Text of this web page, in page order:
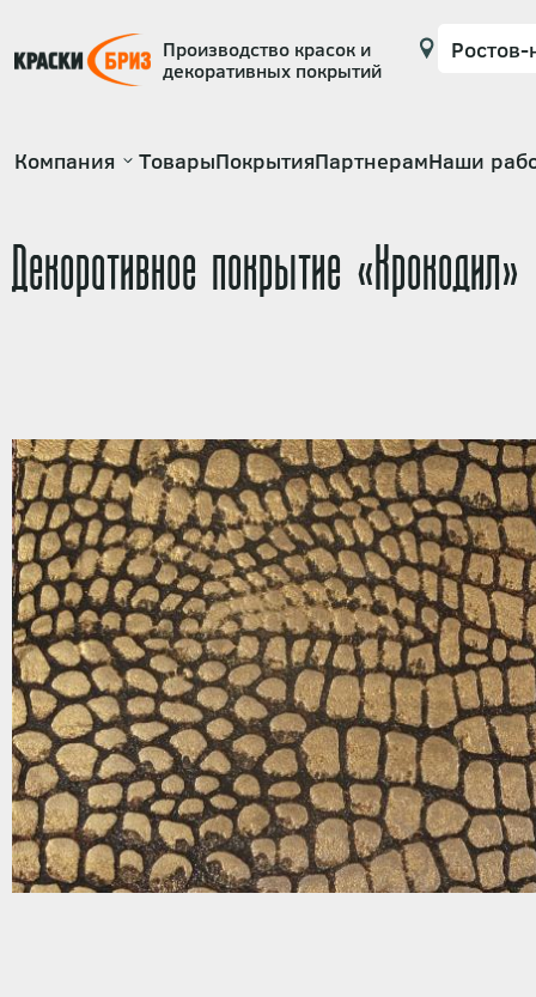
Производство красок и
декоративных покрытий
Основная
Компания ТоварыПокрытияПартнерамНаши
Декоративное покрытие «Крокодил»